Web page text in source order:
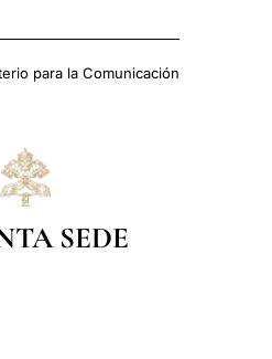
para la Comunicación
SEDE